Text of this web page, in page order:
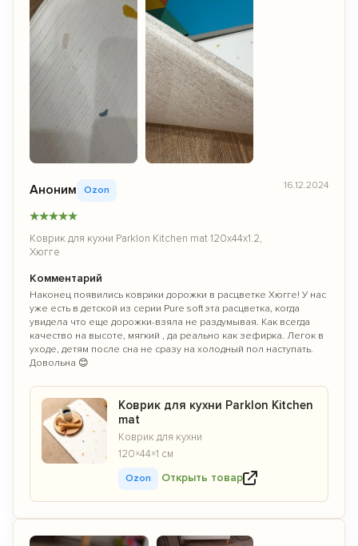
Аноним Ozon
★★★★★
Коврик для кухни Parklon Kitchen mat 120х44х1.2,
Хюгге
16.12.2024
Комментарий
Наконец появились коврики дорожки в расцветке Хюгге! У нас
уже есть в детской из серии Pure soft эта расцветка, когда
увидела что еще дорожки-взяла не раздумывая. Как всегда
качество на высоте, мягкий , да реально как зефирка. Легок в
уходе, детям после сна не сразу на холодный пол наступать.
Довольна 😊
Коврик для кухни Parklon Kitchen
mat
Коврик для кухни
120×44×1 см
Ozon Открыть товар